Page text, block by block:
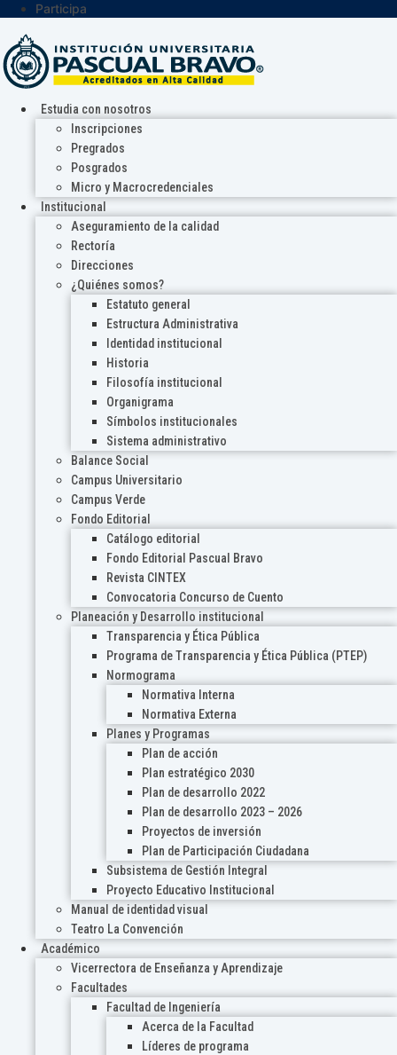
Participa
Estudia con nosotros
Inscripciones
Pregrados
Posgrados
Micro y Macrocredenciales
Institucional
Aseguramiento de la calidad
Rectoría
Direcciones
¿Quiénes somos?
Estatuto general
Estructura Administrativa
Identidad institucional
Historia
Filosofía institucional
Organigrama
Símbolos institucionales
Sistema administrativo
Balance Social
Campus Universitario
Campus Verde
Fondo Editorial
Catálogo editorial
Fondo Editorial Pascual Bravo
Revista CINTEX
Convocatoria Concurso de Cuento
Planeación y Desarrollo institucional
Transparencia y Ética Pública
Programa de Transparencia y Ética Pública (PTEP)
Normograma
Normativa Interna
Normativa Externa
Planes y Programas
Plan de acción
Plan estratégico 2030
Plan de desarrollo 2022
Plan de desarrollo 2023 – 2026
Proyectos de inversión
Plan de Participación Ciudadana
Subsistema de Gestión Integral
Proyecto Educativo Institucional
Manual de identidad visual
Teatro La Convención
Académico
Vicerrectora de Enseñanza y Aprendizaje
Facultades
Facultad de Ingeniería
Acerca de la Facultad
Líderes de programa